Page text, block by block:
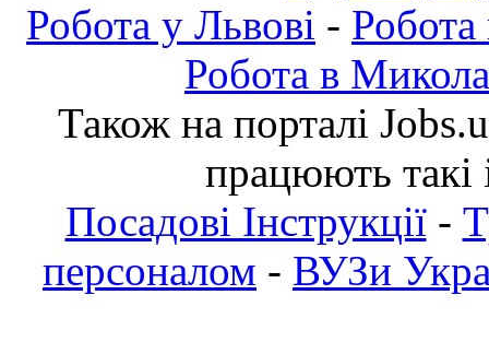
Робота у Львові - Робота
Робота в
Також на порталі
працюють такі
Посадові Інструкції-
персоналом - ВУЗи